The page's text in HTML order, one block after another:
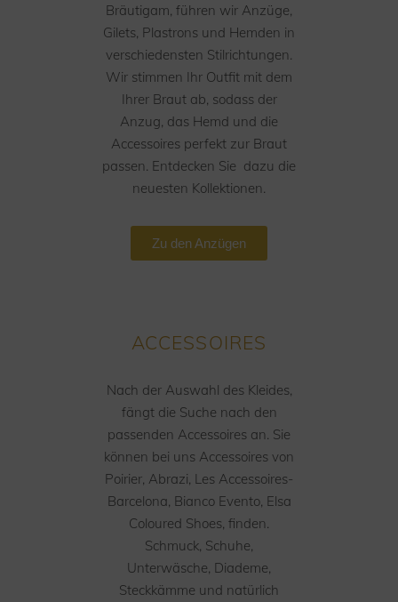
Bräutigam, führen wir Anzüge,
Gilets, Plastrons und Hemden in
verschiedensten Stilrichtungen.
Wir stimmen Ihr Outfit mit dem
Ihrer Braut ab, sodass der
Anzug, das Hemd und die
Accessoires perfekt zur Braut
passen. Entdecken Sie dazu die
neuesten Kollektionen.
Zu den Anzügen
ACCESSOIRES
Nach der Auswahl des Kleides,
fängt die Suche nach den
passenden Accessoires an. Sie
können bei uns Accessoires von
Poirier, Abrazi, Les Accessoires-
Barcelona, Bianco Evento, Elsa
Coloured Shoes, finden.
Schmuck, Schuhe,
Unterwäsche, Diademe,
Steckkämme und natürlich